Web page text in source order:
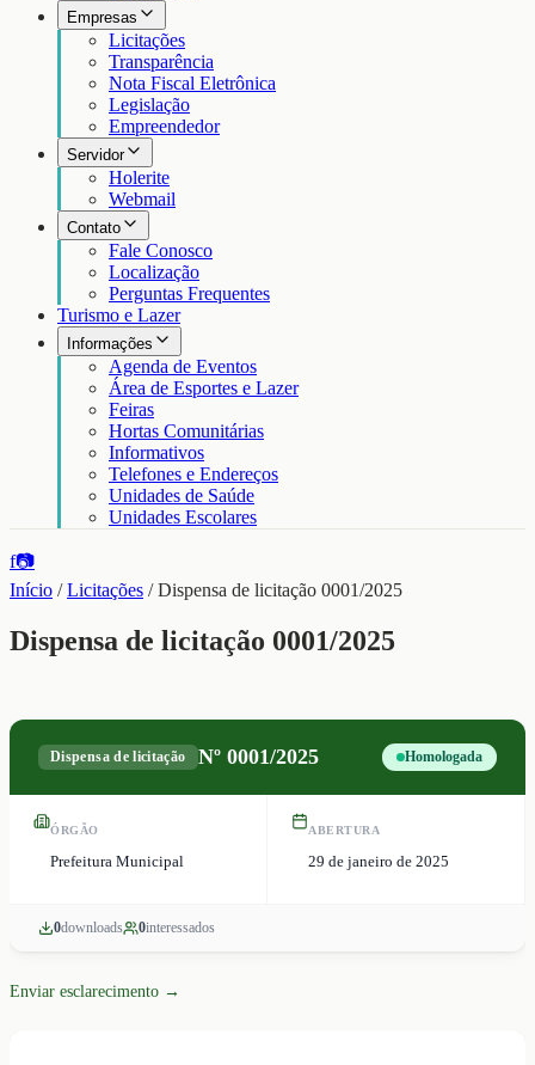
Empresas
Licitações
Transparência
Nota Fiscal Eletrônica
Legislação
Empreendedor
Servidor
Holerite
Webmail
Contato
Fale Conosco
Localização
Perguntas Frequentes
Turismo e Lazer
Informações
Agenda de Eventos
Área de Esportes e Lazer
Feiras
Hortas Comunitárias
Informativos
Telefones e Endereços
Unidades de Saúde
Unidades Escolares
f📷
Início /Licitações /Dispensa de licitação 0001/2025
Dispensa de licitação 0001/2025
Dispensa de licitação Nº 0001/2025 Homologada
ÓRGÃO
Prefeitura Municipal
ABERTURA
29 de janeiro de 2025
0downloads 0interessados
Enviar esclarecimento →